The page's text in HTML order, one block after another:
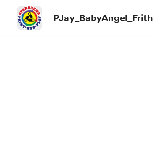
PJay_BabyAngel_Frith